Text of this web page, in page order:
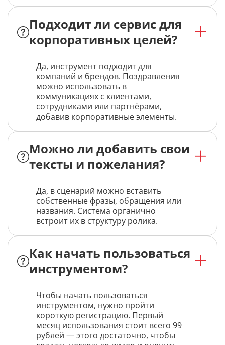
Подходит ли сервис для
корпоративных целей?
Да, инструмент подходит для
компаний и брендов. Поздравления
можно использовать в
коммуникациях с клиентами,
сотрудниками или партнёрами,
добавив корпоративные элементы.
Можно ли добавить свои
тексты и пожелания?
Да, в сценарий можно вставить
собственные фразы, обращения или
названия. Система органично
встроит их в структуру ролика.
Как начать пользоваться
инструментом?
Чтобы начать пользоваться
инструментом, нужно пройти
короткую регистрацию. Первый
месяц использования стоит всего 99
рублей — этого достаточно, чтобы